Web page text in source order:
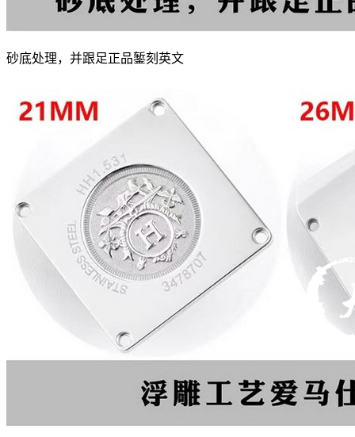
砂底处理，并跟足正品錾刻英文